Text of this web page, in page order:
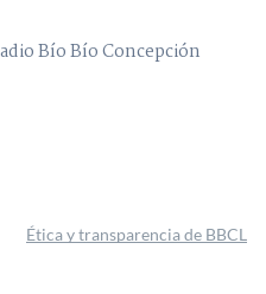
Bío Bío Concepción
Ética y transparencia de BBCL